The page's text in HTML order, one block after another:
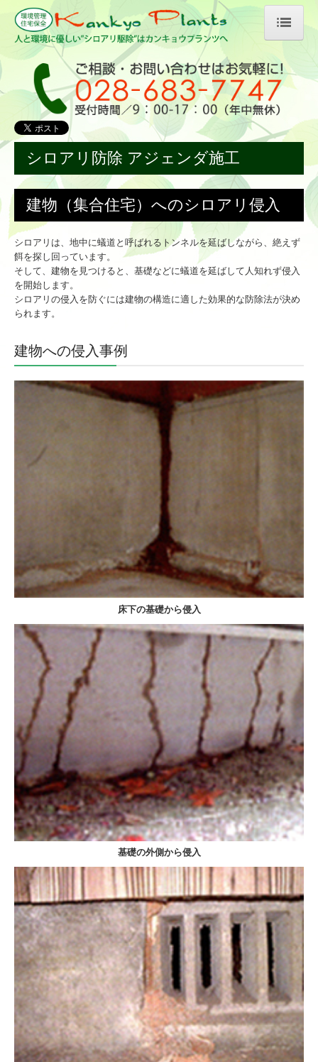
ホーム
カンキョウプランツ特徴まとめ
会社案内
シロアリ駆除・防除
シロアリ対策テクノガード工法
シロアリ防除アジェンダ施工
天然素材を使った施工と理由
調湿施工
床下点検の流れ
害虫駆除装置with無料キャンペーン
施工事例のご紹介
無料点検・お見積もり
お問い合わせ
シロアリ防除 アジェンダ施工
建物（集合住宅）へのシロアリ侵入
シロアリは、地中に蟻道と呼ばれるトンネルを延ばしながら、絶えず
餌を探し回っています。
そして、建物を見つけると、基礎などに蟻道を延ばして人知れず侵入
を開始します。
シロアリの侵入を防ぐには建物の構造に適した効果的な防除法が決め
られます。
建物への侵入事例
床下の基礎から侵入
基礎の外側から侵入